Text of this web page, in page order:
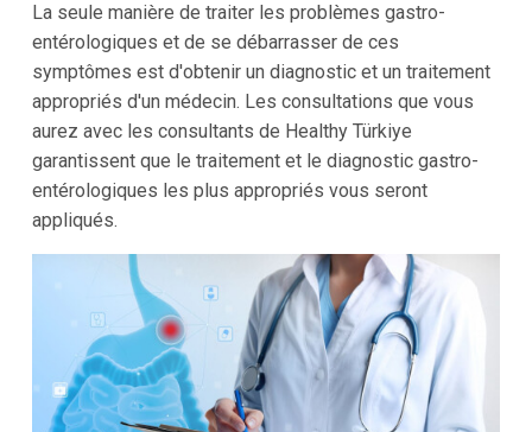
La seule manière de traiter les problèmes gastro-
entérologiques et de se débarrasser de ces
symptômes est d'obtenir un diagnostic et un traitement
appropriés d'un médecin. Les consultations que vous
aurez avec les consultants de Healthy Türkiye
garantissent que le traitement et le diagnostic gastro-
entérologiques les plus appropriés vous seront
appliqués.